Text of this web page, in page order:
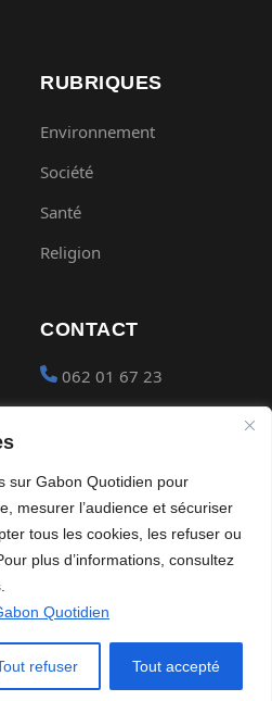
sur Gabon Quotidien pour
mesurer l’audience et sécuriser
tous les cookies, les refuser ou
plus d’informations, consultez
Quotidien
refuser Tout accepté
RUBRIQUES
Environnement
Société
Santé
Religion
CONTACT
062 01 67 23
Placer une Pub
Devenir partenaire
Tous droits réservés.
Streaming Africa